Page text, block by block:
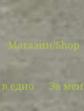
Магазин/Shop
едно За мен